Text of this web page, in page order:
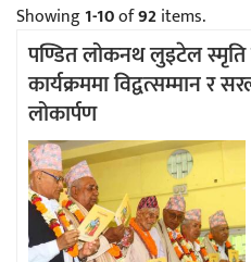
Showing1-10of92items.
पण्डित लोकनथ लुइटेल स्मृति
कार्यक्रममा विद्वत्सम्मान र
लोकार्पण